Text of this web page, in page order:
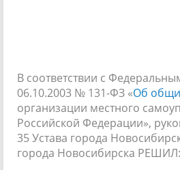
В соответствии с
06.10.2003 № 131-ФЗ «Об
организации местного
Российской Федерации»,
35 Устава города
города Новосибирска РЕШИЛ: